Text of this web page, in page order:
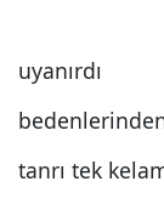
uyanırdı
tanrı tek